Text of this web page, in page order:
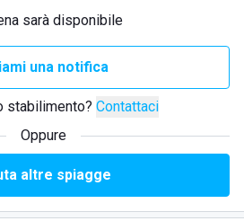
sarà disponibile
una notifica
stabilimento? Contattaci
Oppure
altre spiagge